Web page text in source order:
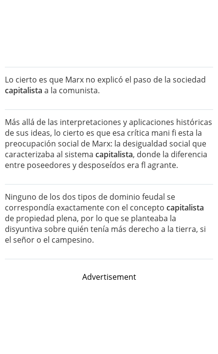
Lo cierto es que Marx no explicó el paso de la sociedad
capitalista a la comunista.
Más allá de las interpretaciones y aplicaciones históricas
de sus ideas, lo cierto es que esa crítica mani fi esta la
preocupación social de Marx: la desigualdad social que
caracterizaba al sistema capitalista, donde la diferencia
entre poseedores y desposeídos era fl agrante.
Ninguno de los dos tipos de dominio feudal se
correspondía exactamente con el concepto capitalista
de propiedad plena, por lo que se planteaba la
disyuntiva sobre quién tenía más derecho a la tierra, si
el señor o el campesino.
Advertisement